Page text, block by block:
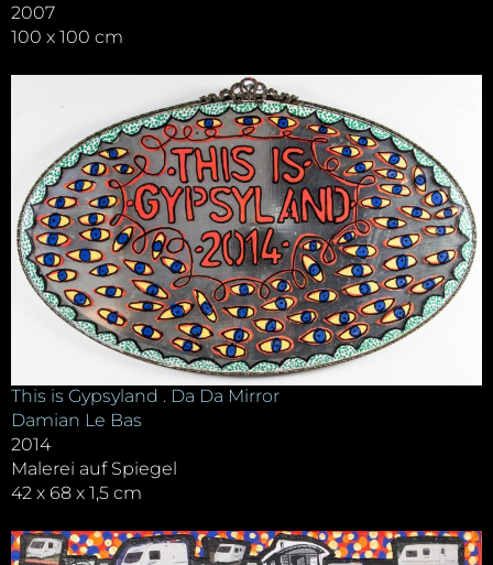
2007
100 x 100 cm
This is Gypsyland . Da Da Mirror
Damian Le Bas
2014
Malerei auf Spiegel
42 x 68 x 1,5 cm